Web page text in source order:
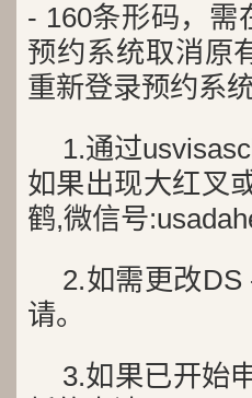
- 160条形码，需
预约系统取消原
重新登录预约系
1.通过
如果出现大红叉
鹤,微信号
2.如需更改
请。
3.如果已开始